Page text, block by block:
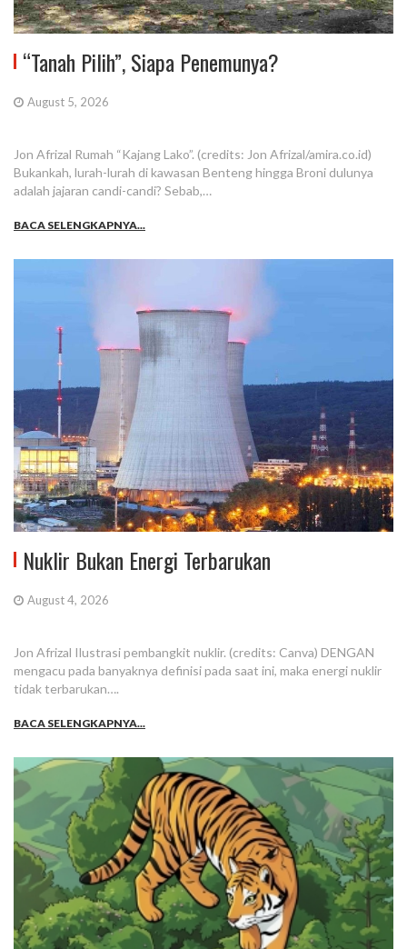
“Tanah Pilih”, Siapa Penemunya?
August 5, 2026
Jon Afrizal Rumah “Kajang Lako”. (credits: Jon Afrizal/amira.co.id)
Bukankah, lurah-lurah di kawasan Benteng hingga Broni dulunya
adalah jajaran candi-candi? Sebab,…
BACA SELENGKAPNYA...
Nuklir Bukan Energi Terbarukan
August 4, 2026
Jon Afrizal Ilustrasi pembangkit nuklir. (credits: Canva) DENGAN
mengacu pada banyaknya definisi pada saat ini, maka energi nuklir
tidak terbarukan….
BACA SELENGKAPNYA...